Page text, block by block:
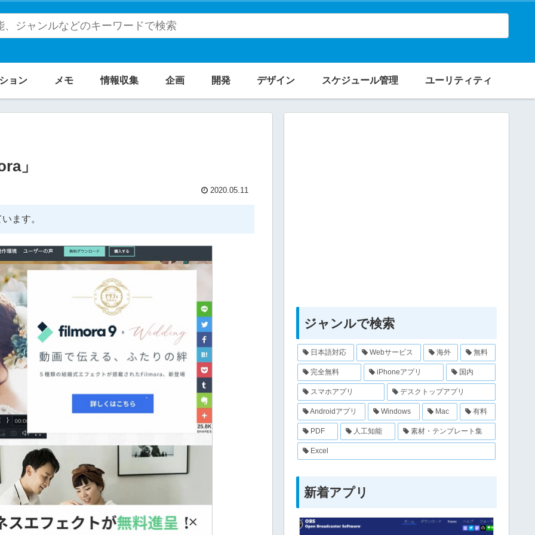
ョン メモ 情報収集 企画 開発 デザイン スケジュール管理 ユーリティティ
」
2020.05.11
ます。
ジャンルで検索
日本語対応 Webサービス 海外 無料
完全無料 iPhoneアプリ 国内
スマホアプリ デスクトップアプリ
Androidアプリ Windows Mac 有料
PDF 人工知能 素材・テンプレート集
Excel
新着アプリ